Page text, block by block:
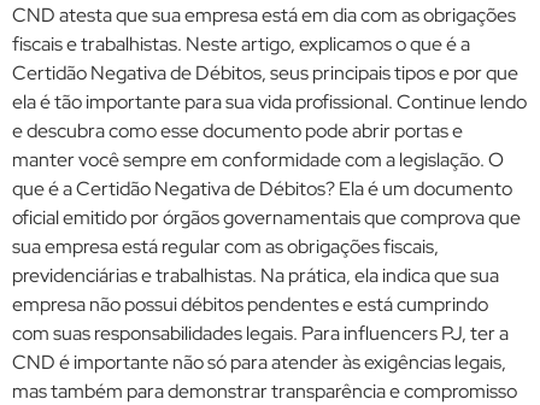
CND atesta que sua empresa está em dia com as obrigações
fiscais e trabalhistas. Neste artigo, explicamos o que é a
Certidão Negativa de Débitos, seus principais tipos e por que
ela é tão importante para sua vida profissional. Continue lendo
e descubra como esse documento pode abrir portas e
manter você sempre em conformidade com a legislação. O
que é a Certidão Negativa de Débitos? Ela é um documento
oficial emitido por órgãos governamentais que comprova que
sua empresa está regular com as obrigações fiscais,
previdenciárias e trabalhistas. Na prática, ela indica que sua
empresa não possui débitos pendentes e está cumprindo
com suas responsabilidades legais. Para influencers PJ, ter a
CND é importante não só para atender às exigências legais,
mas também para demonstrar transparência e compromisso